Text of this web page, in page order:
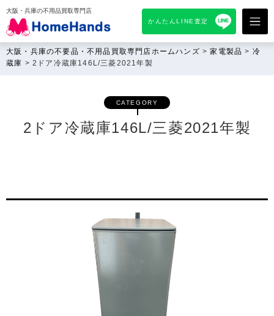
大阪・兵庫の不用品買取専門店
かんたんLINE査定
大阪・兵庫の不要品・不用品買取専門店ホームハンズ >家電製品 > 冷
蔵庫 >2ドア冷蔵庫146L/三菱2021年製
CATEGORY
2ドア冷蔵庫146L/三菱2021年製